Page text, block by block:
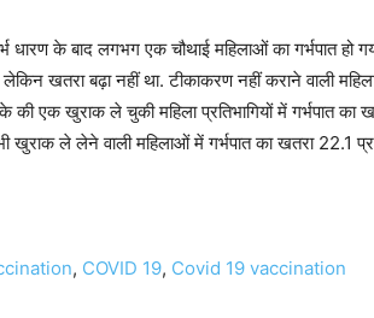
धारण के बाद लगभग एक चौथाई महिलाओं का गर्भपात
खतरा बढ़ा नहीं था. टीकाकरण नहीं कराने वाली
एक खुराक ले चुकी महिला प्रतिभागियों में गर्भपात का
खुराक ले लेने वाली महिलाओं में गर्भपात का खतरा 22.1
, COVID 19, Covid 19 vaccination